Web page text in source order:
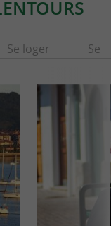
Se loger Se